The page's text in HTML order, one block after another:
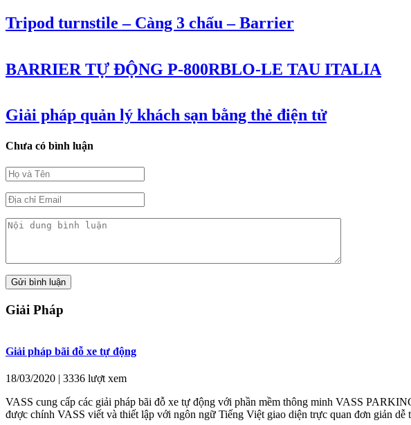
Tripod turnstile – Càng 3 chấu – Barrier
BARRIER TỰ ĐỘNG P-800RBLO-LE TAU ITALIA
Giải pháp quản lý khách sạn bằng thẻ điện tử
Chưa có bình luận
Giải Pháp
Giải pháp bãi đỗ xe tự động
18/03/2020 | 3336 lượt xem
VASS cung cấp các giải pháp bãi đỗ xe tự động với phần mềm thông minh VASS
được chính VASS viết và thiết lập với ngôn ngữ Tiếng Việt giao diện trực quan đơn giản dễ